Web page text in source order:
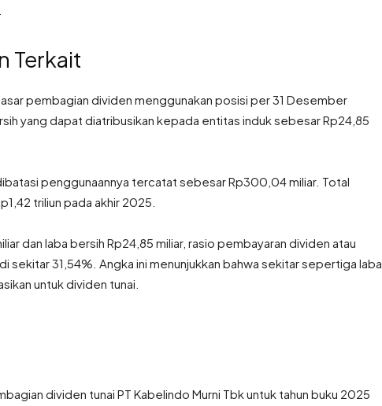
Terkait
pembagian dividen menggunakan posisi per 31 Desember
yang dapat diatribusikan kepada entitas induk sebesar Rp24,85
penggunaannya tercatat sebesar Rp300,04 miliar. Total
triliun pada akhir 2025.
dan laba bersih Rp24,85 miliar, rasio pembayaran dividen atau
sekitar 31,54%. Angka ini menunjukkan bahwa sekitar sepertiga laba
untuk dividen tunai.
dividen tunai PT Kabelindo Murni Tbk untuk tahun buku 2025